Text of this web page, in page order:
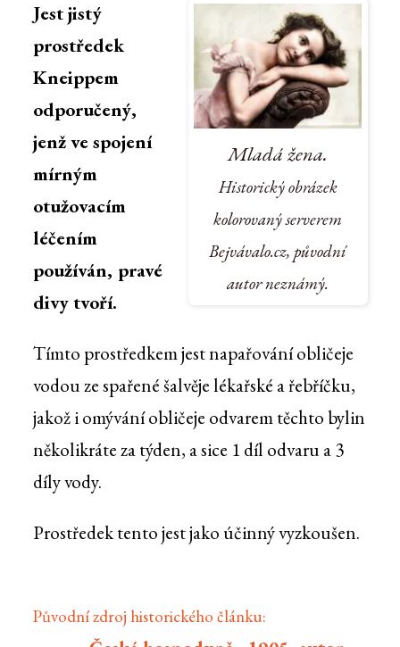
Mladá žena.
Historický obrázek
kolorovaný serverem
Bejvávalo.cz, původní
autor neznámý.
Jest jistý
prostředek
Kneippem
odporučený,
jenž ve spojení
mírným
otužovacím
léčením
používán, pravé
divy tvoří.
Tímto prostředkem jest napařování obličeje
vodou ze spařené šalvěje lékařské a řebříčku,
jakož i omývání obličeje odvarem těchto bylin
několikráte za týden, a sice 1 díl odvaru a 3
díly vody.
Prostředek tento jest jako účinný vyzkoušen.
Původní zdroj historického článku: